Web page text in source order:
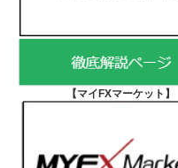
【マイFXマーケット 】